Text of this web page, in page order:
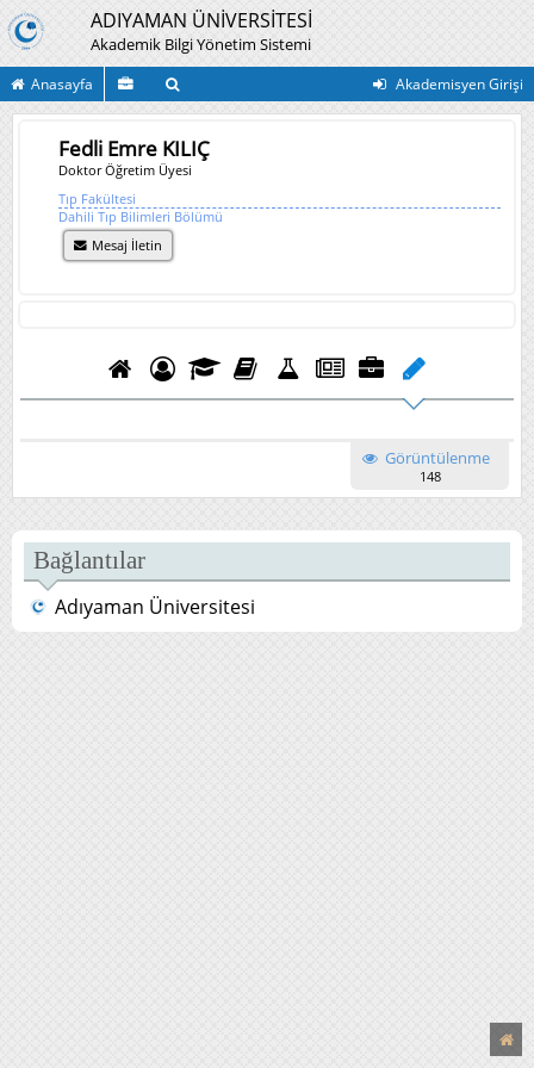
ADIYAMAN ÜNİVERSİTESİ
Akademik Bilgi Yönetim Sistemi
Anasayfa Akademisyen Girişi
Fedli Emre KILIÇ
Doktor Öğretim Üyesi
Tıp Fakültesi
Dahili Tıp Bilimleri Bölümü
Mesaj İletin
Görüntülenme
148
Bağlantılar
Adıyaman Üniversitesi